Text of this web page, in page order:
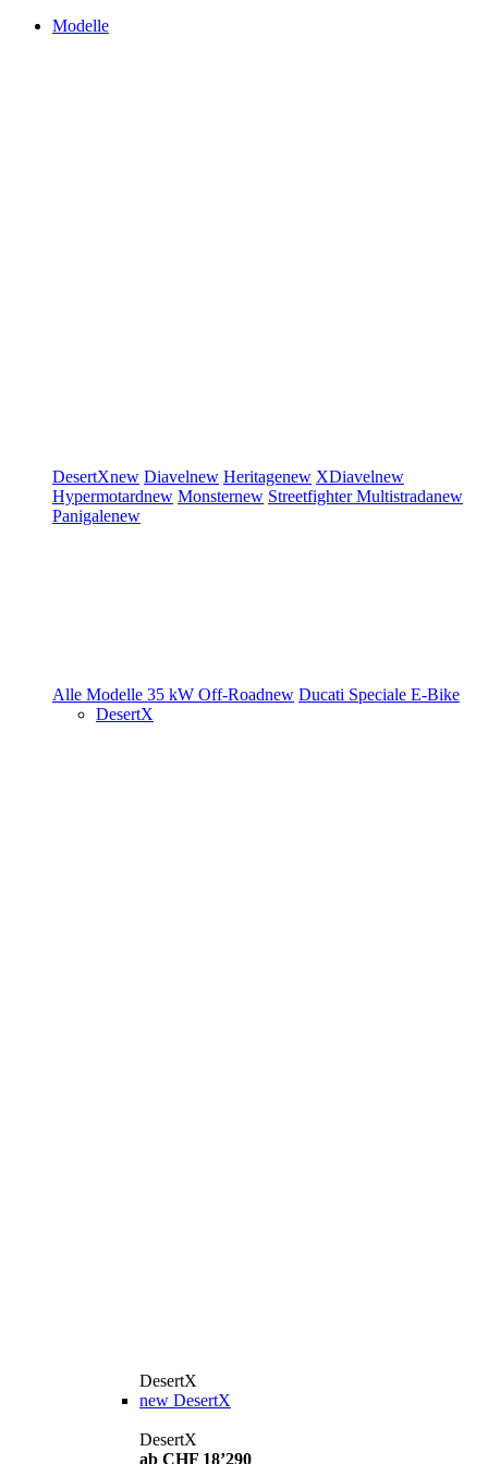
Modelle
DesertXnew Diavelnew Heritagenew XDiavelnew
Hypermotardnew Monsternew StreetfighterMultistradanew
Panigalenew
Alle Modelle 35 kW Off-Roadnew Ducati Speciale E-Bike
DesertX
DesertX
new DesertX
DesertX
ab CHF 18’290